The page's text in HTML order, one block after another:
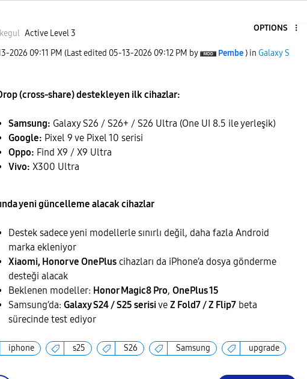
Active Level 3
OPTIONS
2026 09:11 PM (Last edited ‎05-13-2026 09:12 PM by Pembe ) in Galaxy S
(cross-share) destekleyen ilk cihazlar:
Samsung: Galaxy S26 / S26+ / S26 Ultra (One UI 8.5 ile yerleşik)
Google: Pixel 9 ve Pixel 10 serisi
Oppo: Find X9 / X9 Ultra
Vivo: X300 Ultra
yeni güncelleme alacak cihazlar
Destek sadece yeni modellerle sınırlı değil, daha fazla Android
marka ekleniyor
Xiaomi, Honor ve OnePlus cihazları da iPhone’a dosya gönderme
desteği alacak
Beklenen modeller: Honor Magic8 Pro, OnePlus 15
Samsung’da: Galaxy S24 / S25 serisive Z Fold7 / Z Flip7 beta
sürecinde test ediyor
iphone s25 S26 Samsung upgrade